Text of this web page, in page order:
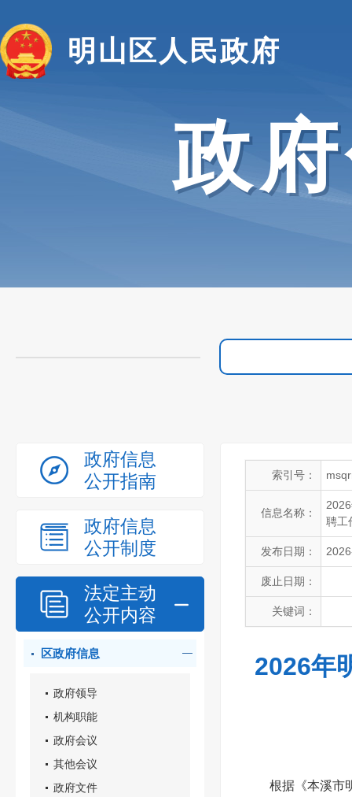
明山区人民政府
政
政府信息
公开指南
政府信息
公开制度
法定主动
公开内容
区政府信息
政府领导
机构职能
政府会议
其他会议
政府文件
索引号：
信息名称：
聘工
发布日期：
废止日期：
关键词：
2026年
根据《本溪市